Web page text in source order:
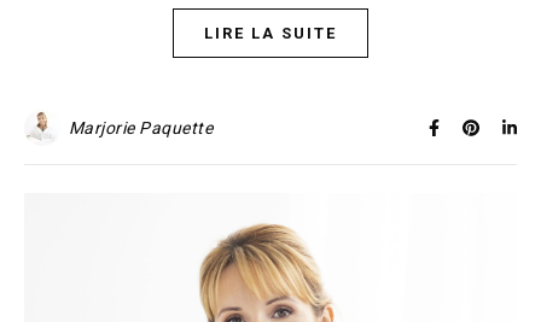
LIRE LA SUITE
Marjorie Paquette